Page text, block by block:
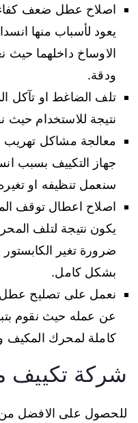
اصلاح عطل ضعف
يعود لأسباب منها
الاوساخ داخلهما حيث
ودقة.
تلف الضاغط او تآكل
نتيجة للاستخدام حيث
معالجة مشاكل
جهاز التكييف بسبب
سنعمل تنظيفه او
اصلاح اعطال توقف
يكون نتيجة لتلف
ضرورة تغير
بشكل كامل.
نعمل على تصليح
عن عمله حيث نقوم
كاملة لمحرك المكيف
شركة تكييف
للحصول على الافضل